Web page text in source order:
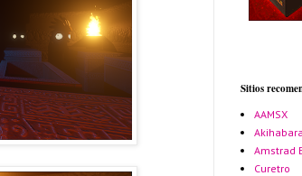
Sitios
AAMSX
Amstrad
Curetro